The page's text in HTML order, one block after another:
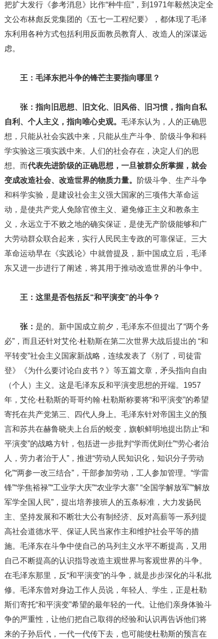
把扩大发行《参考消息》比作“种牛痘”，到1971年毅然决定全
文公布林彪反党集团的《五七一工程纪要》，都体现了毛泽
东利用各种方式包括利用反面教员教育人、改造人的深谋远
虑。
王：毛泽东把斗争的锋芒主要指向哪里？
张： 指向旧思想、旧文化、旧风俗、旧习惯，指向自私
自利、个人主义，指向唯心史观。 毛泽东认为，人的正确思
想，只能从社会实践中来，只能从生产斗争、阶级斗争和科
学实验这三项实践中来。人们的社会存在，决定人们的思
想。而代表先进阶级的正确思想，一旦被群众所掌握，就会
变成改造社会、改造世界的物质力量。
阶级斗争、生产斗争
和科学实验，是建设社会主义强大国家的三项伟大革命运
动，是使共产党人免除官僚主义、避免修正主义和教条主
义，永远立于不败之地的确实保证，是使无产阶级能够和广
大劳动群众联合起来，实行人民民主专政的可靠保证。三大
革命运动早在《实践论》中就曾提及，新中国成立后，毛泽
东又进一步进行了阐述，将其用于推动改造世界的斗争中。
王：这里是否包括反“和平演变”的斗争？
张： 是的。新中国成立前夕，毛泽东不但提出了“两个务
必”，而且还针对艾伦·杜勒斯在第二次世界大战后提出的 “和
平转变”社会主义国家新战略，连续发表了《别了，司徒雷
登》《为什么要讨论白皮书？》等五篇文章，矛头指向自由
（个人）主义。这是毛泽东反和平演变思想的开端。1957
年，艾伦·杜勒斯的哥哥约翰·杜勒斯称要将“和平演变”的希望
寄托在共产党第三、四代人身上。毛泽东针对帝国主义的预
言和苏共在赫鲁晓夫上台后的蜕变，旗帜鲜明地提出防止“和
平演变”的战略方针，包括进一步批判“学而优则仕”“劳心者治
人，劳力者治于人”，推进“劳动人民知识化，知识分子劳动
化”“两参一改三结合”，干部参加劳动，工人参加管理。“学雷
锋”“学焦裕禄”“工业学大庆”“农业学大寨” “全国学解放军”“解放
军学全国人民”，提出培养接班人的五条标准，大力发扬民
主、坚持发展和不断壮大公有制经济、反对高薪等一系列提
高社会道德水平、保证人民当家作主和维护社会平等的措
施。毛泽东在斗争中使自己的马列主义水平不断提高，又用
自己不断提高的认识指导改造主观世界与客观世界的斗争。
在毛泽东那里，反“和平演变”的斗争，就是步步深化的斗私批
修。毛泽东曾对身边工作人员说，年轻人、学生，正是杜勒
斯们寄托“和平演变”希望的最年轻的一代。让他们亲身体验斗
争的严重性，让他们把自己取得的经验和认识再告诉他们将
来的子孙后代，一代一代传下去，也可能使杜勒斯的预言在